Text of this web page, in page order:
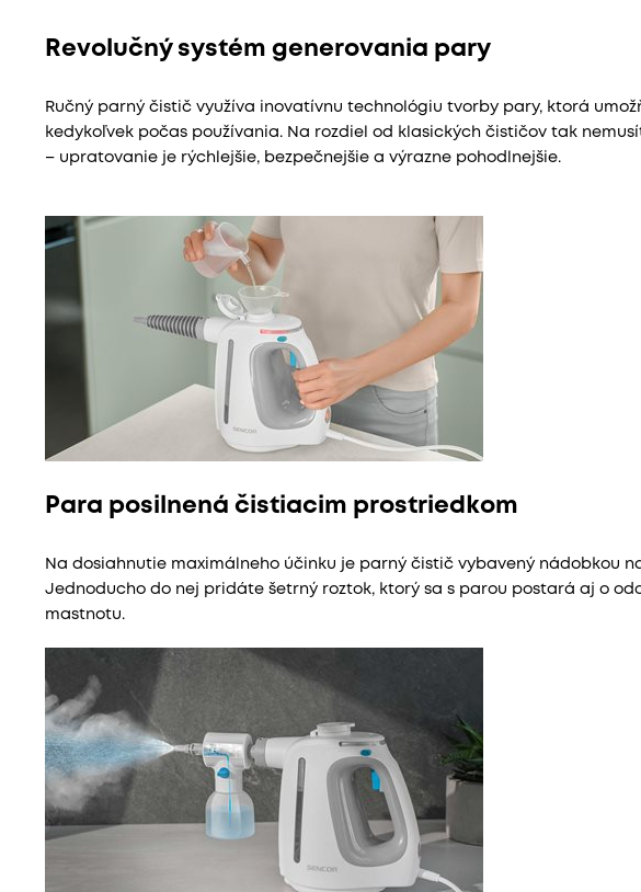
Revolučný systém generovania pary
Ručný parný čistič využíva inovatívnu technológiu tvorby pary, ktorá
kedykoľvek počas používania. Na rozdiel od klasických čističov tak
– upratovanie je rýchlejšie, bezpečnejšie a výrazne pohodlnejšie.
Para posilnená čistiacim prostriedkom
Na dosiahnutie maximálneho účinku je parný čistič vybavený nádobkou
Jednoducho do nej pridáte šetrný roztok, ktorý sa s parou postará aj o
mastnotu.